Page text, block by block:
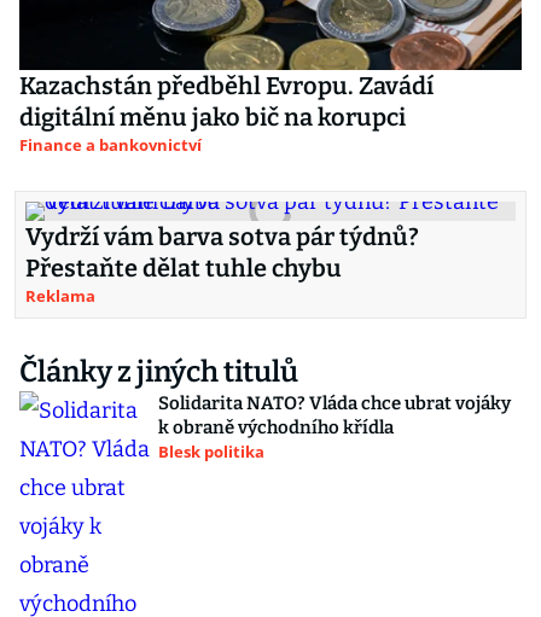
Kazachstán předběhl Evropu. Zavádí
digitální měnu jako bič na korupci
Finance a bankovnictví
Vydrží vám barva sotva pár týdnů?
Přestaňte dělat tuhle chybu
Reklama
Články z jiných titulů
Solidarita NATO? Vláda chce ubrat vojáky
k obraně východního křídla
Blesk politika